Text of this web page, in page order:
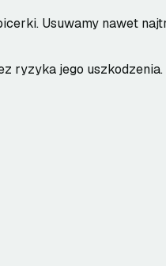
Usuwamy nawet
ryzyka jego uszkodzenia.